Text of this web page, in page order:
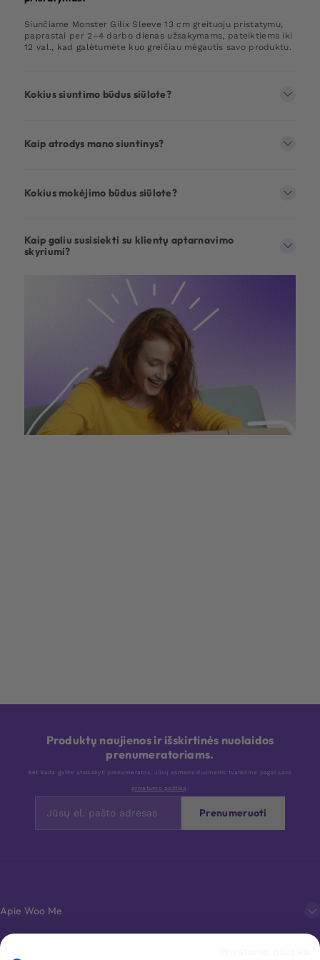
Siunčiame Monster Gilix Sleeve 13 cm greituoju pristatymu,
paprastai per 2–4 darbo dienas užsakymams, pateiktiems iki
12 val., kad galėtumėte kuo greičiau mėgautis savo produktu.
Kokius siuntimo būdus siūlote?
Kaip atrodys mano siuntinys?
Kokius mokėjimo būdus siūlote?
Kaip galiu susisiekti su klientų aptarnavimo
skyriumi?
Produktų naujienos ir išskirtinės nuolaidos
prenumeratoriams.
Bet kada galite atsisakyti prenumeratos. Jūsų asmens duomenis tvarkome pagal savo
privatumo politiką .
Prenumeruoti
Apie Woo Me
Klientų aptarnavimas